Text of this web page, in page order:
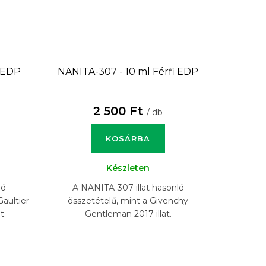
NANITA-307 - 10 ml Férfi EDP
2 500 Ft/ db
KOSÁRBA
Készleten
A NANITA-307 illat hasonló
összetételű, mint a Givenchy
Gentleman 2017 illat.